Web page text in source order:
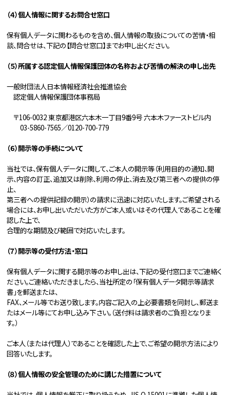
（４）個人情報に関するお問合せ窓口
保有個人データに関わるものを含め、個人情報の取扱についての苦情・相
談、問合せは、下記の【問合せ窓口】までお申し出ください。
（５）所属する認定個人情報保護団体の名称および苦情の解決の申し出先
一般財団法人日本情報経済社会推進協会
認定個人情報保護団体事務局
〒106-0032 東京都港区六本木一丁目9番9号 六本木ファーストビル内
03-5860-7565／0120-700-779
（６）開示等の手続について
当社では、保有個人データに関して、ご本人の開示等（利用目的の通知、開
示、内容の訂正、追加又は削除、利用の停止、消去及び第三者への提供の停
止、
第三者への提供記録の開示）の請求に迅速に対応いたします。ご希望される
場合には、お申し出いただいた方がご本人或いはその代理人であることを確
認した上で、
合理的な期間及び範囲で対応いたします。
（７）開示等の受付方法・窓口
保有個人データに関する開示等のお申し出は、下記の受付窓口までご連絡く
ださい。ご連絡いただきましたら、当社所定の「保有個人データ開示等請求
書」を郵送または、
FAX、メール等でお送り致します。内容ご記入の上必要書類を同封し、郵送ま
たはメール等にてお申し込み下さい。（送付料は請求者のご負担となりま
す。）
ご本人（または代理人）であることを確認した上で、ご希望の開示方法により
回答いたします。
（８）個人情報の安全管理のために講じた措置について